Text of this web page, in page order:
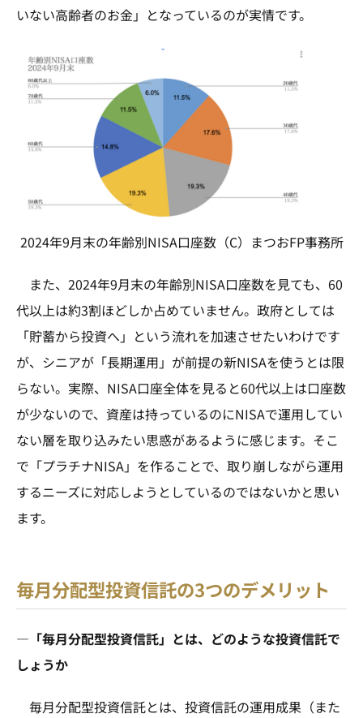
いない高齢者のお金」となっているのが実情です。
2024年9月末の年齢別NISA口座数（C）まつおFP事務所
また、2024年9月末の年齢別NISA口座数を見ても、60
代以上は約3割ほどしか占めていません。政府としては
「貯蓄から投資へ」という流れを加速させたいわけです
が、シニアが「長期運用」が前提の新NISAを使うとは限
らない。実際、NISA口座全体を見ると60代以上は口座数
が少ないので、資産は持っているのにNISAで運用してい
ない層を取り込みたい思惑があるように感じます。そこ
で「プラチナNISA」を作ることで、取り崩しながら運用
するニーズに対応しようとしているのではないかと思い
ます。
毎月分配型投資信託の3つのデメリット
—「毎月分配型投資信託」とは、どのような投資信託で
しょうか
毎月分配型投資信託とは、投資信託の運用成果（また